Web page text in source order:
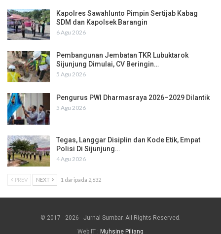
Kapolres Sawahlunto Pimpin Sertijab Kabag
SDM dan Kapolsek Barangin
6 Agu 2026
Pembangunan Jembatan TKR Lubuktarok
Sijunjung Dimulai, CV Beringin…
5 Agu 2026
Pengurus PWI Dharmasraya 2026–2029 Dilantik
5 Agu 2026
Tegas, Langgar Disiplin dan Kode Etik, Empat
Polisi Di Sijunjung…
4 Agu 2026
PREV NEXT 1 daripada 2,632
© 2017 - 2026 - Jurnal Sumbar. All Rights Reserved.
Web IT : Muhsine Piliang